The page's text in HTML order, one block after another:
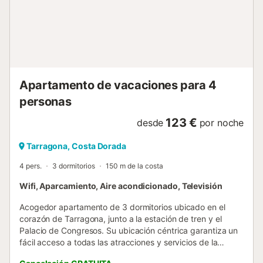
Apartamento de vacaciones para 4
personas
desde 123 € por noche
Tarragona, Costa Dorada
4 pers. 3 dormitorios 150 m de la costa
Wifi, Aparcamiento, Aire acondicionado, Televisión
Acogedor apartamento de 3 dormitorios ubicado en el
corazón de Tarragona, junto a la estación de tren y el
Palacio de Congresos. Su ubicación céntrica garantiza un
fácil acceso a todas las atracciones y servicios de la